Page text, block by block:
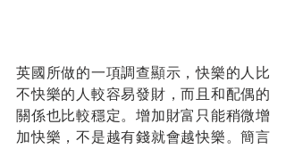
英國所做的一項調查顯示，快樂的人比
不快樂的人較容易發財，而且和配偶的
關係也比較穩定。增加財富只能稍微增
加快樂，不是越有錢就會越快樂。簡言